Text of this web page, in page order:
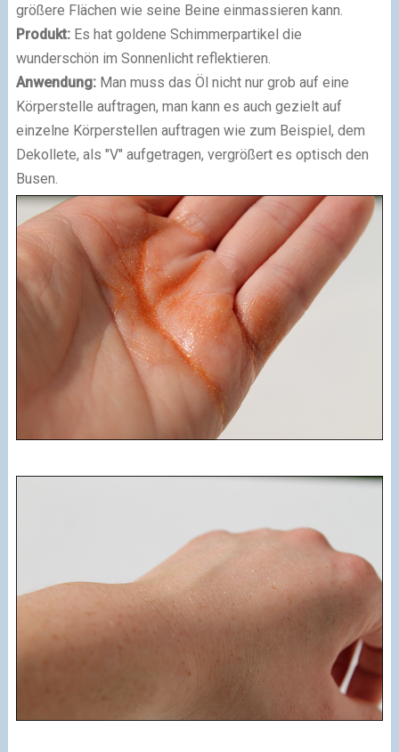
größere Flächen wie seine Beine einmassieren kann.
Produkt:Es hat goldene Schimmerpartikel die
wunderschön im Sonnenlicht reflektieren.
Anwendung: Man muss das Öl nicht nur grob auf eine
Körperstelle auftragen, man kann es auch gezielt auf
einzelne Körperstellen auftragen wie zum Beispiel, dem
Dekollete, als "V" aufgetragen, vergrößert es optisch den
Busen.